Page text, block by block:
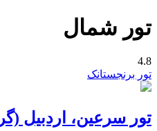
تور شمال
4.8
تور برنجستانک
تور سرعین، اردبیل